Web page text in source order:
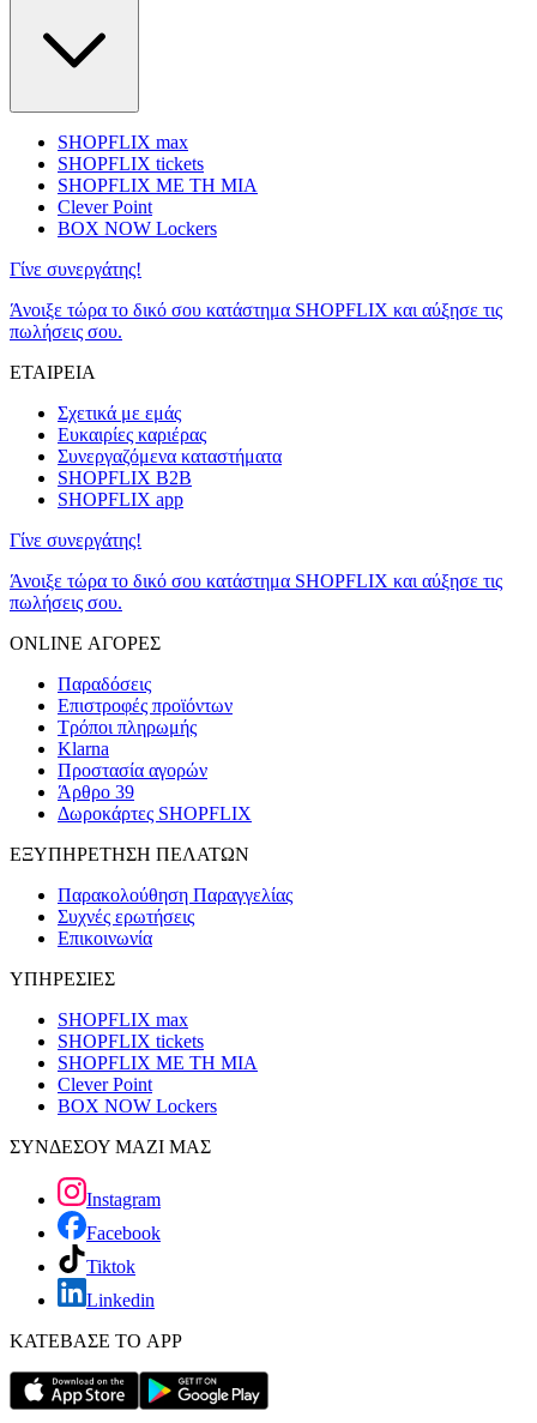
SHOPFLIX max
SHOPFLIX tickets
SHOPFLIX ΜΕ ΤΗ ΜΙΑ
Clever Point
BOX NOW Lockers
Γίνε συνεργάτης!
Άνοιξε τώρα το δικό σου κατάστημα SHOPFLIX και αύξησε τις
πωλήσεις σου.
ΕΤΑΙΡΕΙΑ
Σχετικά με εμάς
Ευκαιρίες καριέρας
Συνεργαζόμενα καταστήματα
SHOPFLIX B2B
SHOPFLIX app
Γίνε συνεργάτης!
Άνοιξε τώρα το δικό σου κατάστημα SHOPFLIX και αύξησε τις
πωλήσεις σου.
ONLINE ΑΓΟΡΕΣ
Παραδόσεις
Επιστροφές προϊόντων
Τρόποι πληρωμής
Klarna
Προστασία αγορών
Άρθρο 39
Δωροκάρτες SHOPFLIX
ΕΞΥΠΗΡΕΤΗΣΗ ΠΕΛΑΤΩΝ
Παρακολούθηση Παραγγελίας
Συχνές ερωτήσεις
Επικοινωνία
ΥΠΗΡΕΣΙΕΣ
SHOPFLIX max
SHOPFLIX tickets
SHOPFLIX ΜΕ ΤΗ ΜΙΑ
Clever Point
BOX NOW Lockers
ΣΥΝΔΕΣΟΥ ΜΑΖΙ ΜΑΣ
Instagram
Facebook
Tiktok
Linkedin
ΚΑΤΕΒΑΣΕ ΤΟ APP